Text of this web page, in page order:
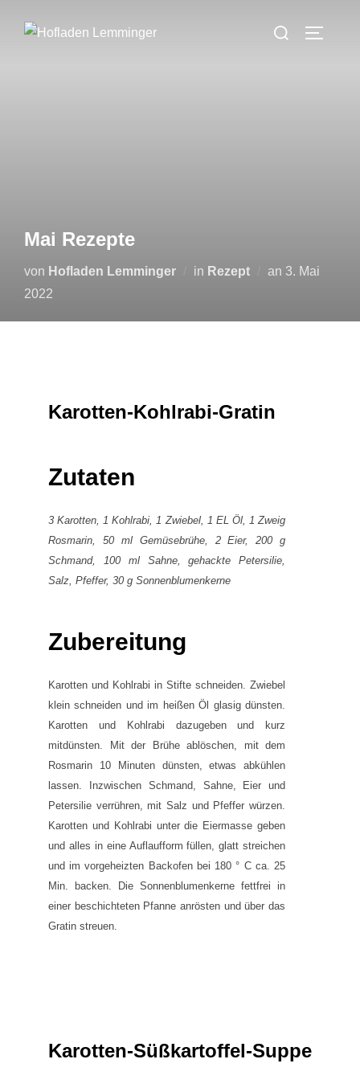
Inhalt
Suchen
Mai Rezepte
von Hofladen Lemminger in Rezept an Veröffentlicht
3. Mai
2022
Karotten-Kohlrabi-Gratin
Zutaten
3 Karotten, 1 Kohlrabi, 1 Zwiebel, 1 EL Öl, 1 Zweig
Rosmarin, 50 ml Gemüsebrühe, 2 Eier, 200 g
Schmand, 100 ml Sahne, gehackte Petersilie,
Salz, Pfeffer, 30 g Sonnenblumenkerne
Zubereitung
Karotten und Kohlrabi in Stifte schneiden. Zwiebel
klein schneiden und im heißen Öl glasig dünsten.
Karotten und Kohlrabi dazugeben und kurz
mitdünsten. Mit der Brühe ablöschen, mit dem
Rosmarin 10 Minuten dünsten, etwas abkühlen
lassen. Inzwischen Schmand, Sahne, Eier und
Petersilie verrühren, mit Salz und Pfeffer würzen.
Karotten und Kohlrabi unter die Eiermasse geben
und alles in eine Auflaufform füllen, glatt streichen
und im vorgeheizten Backofen bei 180 ° C ca. 25
Min. backen. Die Sonnenblumenkerne fettfrei in
einer beschichteten Pfanne anrösten und über das
Gratin streuen.
Karotten-Süßkartoffel-Suppe